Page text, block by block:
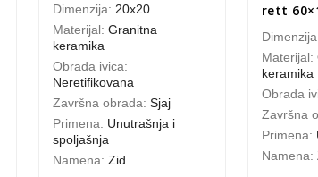
Dimenzija: 20x20
Materijal: Granitna
keramika
Obrada ivica:
Neretifikovana
Završna obrada: Sjaj
Primena: Unutrašnja i
spoljašnja
Namena: Zid
rett
Materijal:
keramika
Obrada
Završna
Primena:
Namena: